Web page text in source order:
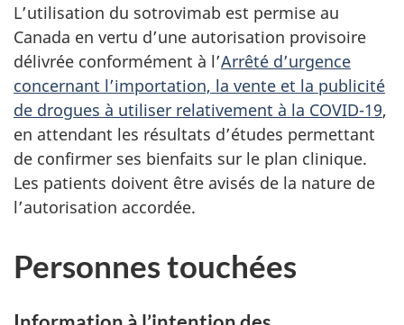
L’utilisation du sotrovimab est permise au
Canada en vertu d’une autorisation provisoire
délivrée conformément à l’Arrêté d’urgence
concernant l’importation, la vente et la publicité
de drogues à utiliser relativement à la COVID-19,
en attendant les résultats d’études permettant
de confirmer ses bienfaits sur le plan clinique.
Les patients doivent être avisés de la nature de
l’autorisation accordée.
Personnes touchées